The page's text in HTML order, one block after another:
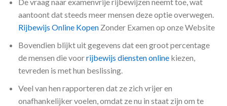
De vraag naar examenvrije rijbewijzen neemt toe, wat
aantoont dat steeds meer mensen deze optie overwegen.
Rijbewijs Online KopenZonder Examen op onze Website
Bovendien blijkt uit gegevens dat een groot percentage
de mensen die voorrijbewijs diensten onlinekiezen,
tevreden is met hun beslissing.
Veel van hen rapporteren dat ze zich vrijer en
onafhankelijker voelen, omdat ze nu in staat zijn om te